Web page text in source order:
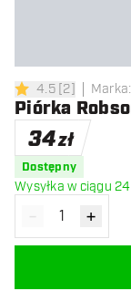
4.5 gwiazdki oceny
4.5[2] Marka:
Piórka
34zł
Dostępny
Wysyłka w ciągu
Zmniejsz ilość
- +